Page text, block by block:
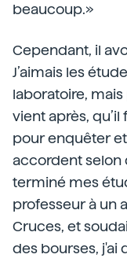
beaucoup.»
Cependant, il
J’aimais les
laboratoire,
vient après,
pour enquêter
accordent selon
terminé mes
professeur à un
Cruces, et
des bourses, j'ai